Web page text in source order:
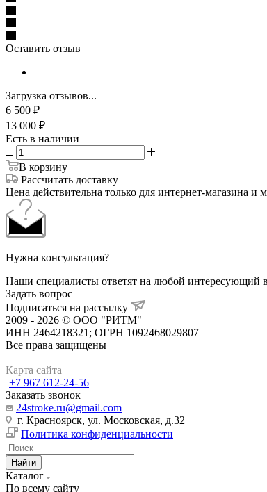
Оставить отзыв
Загрузка отзывов...
6 500 ₽
13 000 ₽
Есть в наличии
В корзину
Рассчитать доставку
Цена действительна только для интернет-магазина
Нужна консультация?
Наши специалисты ответят на любой интересующий
Задать вопрос
Подписаться на рассылку
2009 - 2026 © ООО "РИТМ"
ИНН 2464218321; ОГРН 1092468029807
Все права защищены
Карта сайта
+7 967 612-24-56
Заказать звонок
24stroke.ru@gmail.com
г. Красноярск, ул. Московская, д.32
Политика конфиденциальности
Найти
Каталог
По всему сайту